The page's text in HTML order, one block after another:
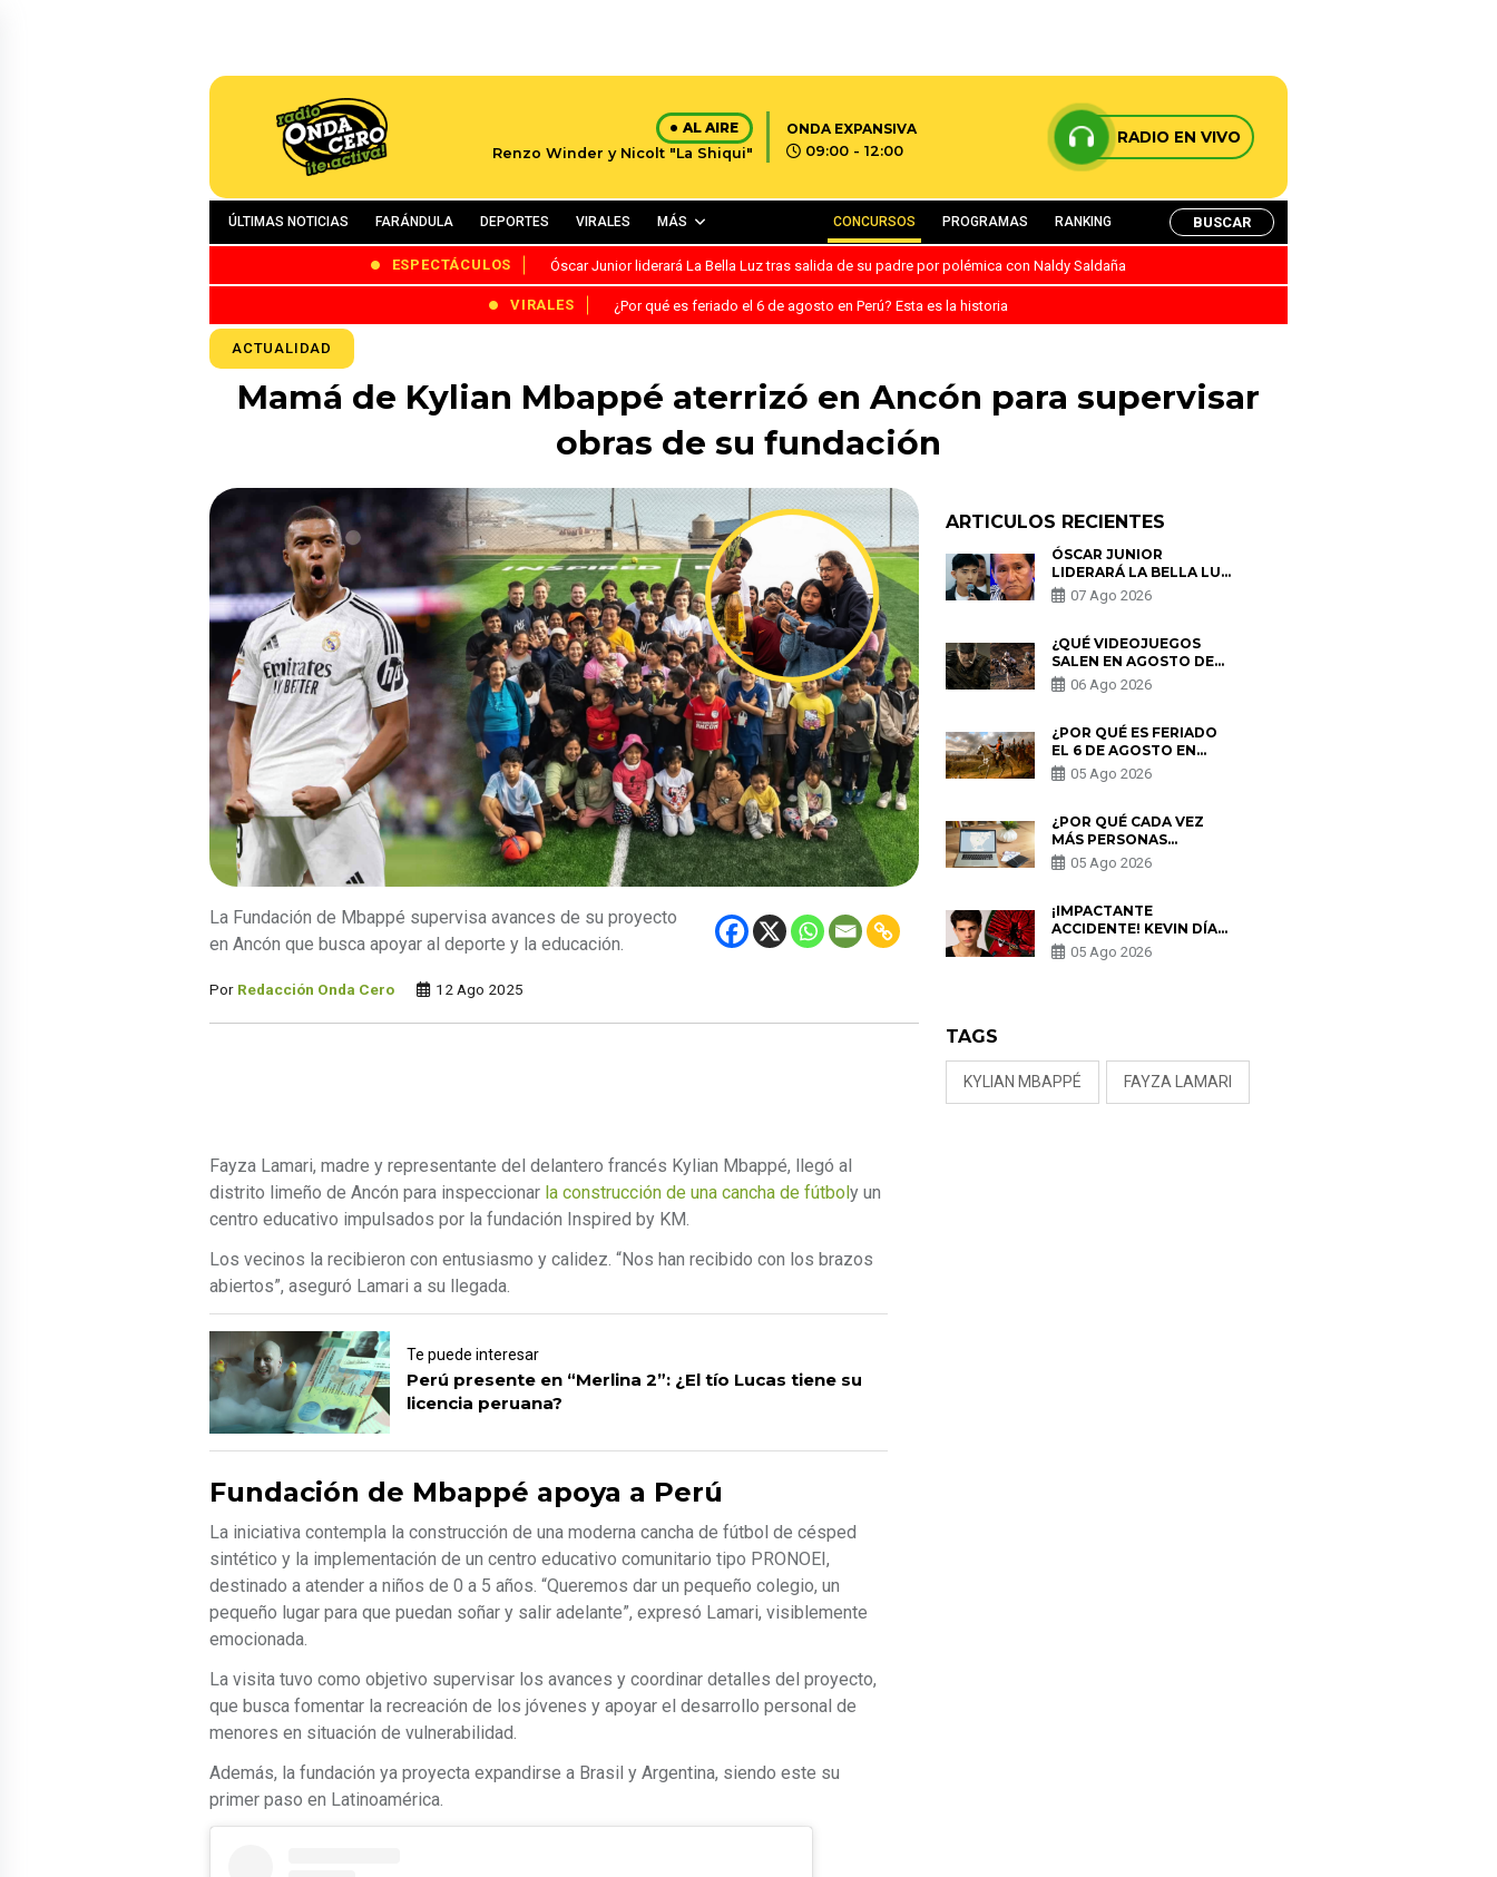
AL AIRE
Renzo Winder y Nicolt "La Shiqui"
ONDA EXPANSIVA
09:00 - 12:00
RADIO EN VIVO
ÚLTIMAS NOTICIAS FARÁNDULA DEPORTES VIRALES MÁS CONCURSOS PROGRAMAS RANKING BUSCAR
ESPECTÁCULOS Óscar Junior liderará La Bella Luz tras salida de su padre por polémica con Naldy Saldaña
VIRALES ¿Por qué es feriado el 6 de agosto en Perú? Esta es la historia
ACTUALIDAD
Mamá de Kylian Mbappé aterrizó en Ancón para supervisar
obras de su fundación
La Fundación de Mbappé supervisa avances de su proyecto
en Ancón que busca apoyar al deporte y la educación.
Por Redacción Onda Cero 12 Ago 2025
Fayza Lamari, madre y representante del delantero francés Kylian Mbappé, llegó al
distrito limeño de Ancón para inspeccionar la construcción de una cancha de fútbol y un
centro educativo impulsados por la fundación Inspired by KM.
Los vecinos la recibieron con entusiasmo y calidez. “Nos han recibido con los brazos
abiertos”, aseguró Lamari a su llegada.
Te puede interesar
Perú presente en “Merlina 2”: ¿El tío Lucas tiene su
licencia peruana?
Fundación de Mbappé apoya a Perú
La iniciativa contempla la construcción de una moderna cancha de fútbol de césped
sintético y la implementación de un centro educativo comunitario tipo PRONOEI,
destinado a atender a niños de 0 a 5 años. “Queremos dar un pequeño colegio, un
pequeño lugar para que puedan soñar y salir adelante”, expresó Lamari, visiblemente
emocionada.
La visita tuvo como objetivo supervisar los avances y coordinar detalles del proyecto,
que busca fomentar la recreación de los jóvenes y apoyar el desarrollo personal de
menores en situación de vulnerabilidad.
Además, la fundación ya proyecta expandirse a Brasil y Argentina, siendo este su
primer paso en Latinoamérica.
ARTICULOS RECIENTES
ÓSCAR JUNIOR
LIDERARÁ LA BELLA LUZ
TRAS SALIDA DE SU
PADRE POR POLÉMICA
07 Ago 2026
¿QUÉ VIDEOJUEGOS
SALEN EN AGOSTO DE
2026? ESTOS SON LOS
ESTRENOS MÁS
06 Ago 2026
¿POR QUÉ ES FERIADO
EL 6 DE AGOSTO EN
PERÚ? ESTA ES LA
HISTORIA
05 Ago 2026
¿POR QUÉ CADA VEZ
MÁS PERSONAS
UTILIZAN UNA VPN
PARA PROTEGER SU
05 Ago 2026
¡IMPACTANTE
ACCIDENTE! KEVIN DÍAZ
CAE DESDE OCHO
METROS EN “ESTO ES
05 Ago 2026
TAGS
KYLIAN MBAPPÉ FAYZA LAMARI